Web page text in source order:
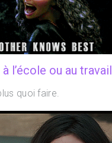
à l’école ou au travail
quoi faire.